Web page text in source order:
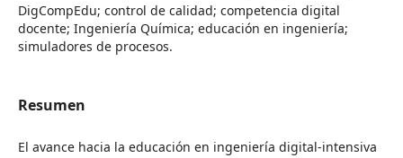
DigCompEdu; control de calidad; competencia digital
docente; Ingeniería Química; educación en ingeniería;
simuladores de procesos.
Resumen
El avance hacia la educación en ingeniería digital-intensiva